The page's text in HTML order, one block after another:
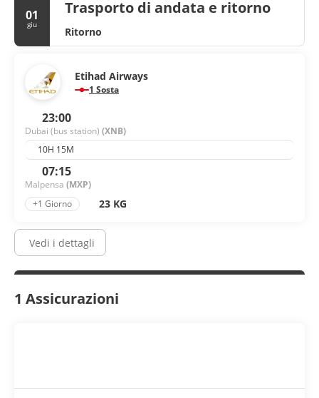
01
giu
Trasporto di andata e ritorno
Ritorno
Etihad Airways
1 Sosta
23:00
Dubai (bus station) (XNB)
10H 15M
07:15
Malpensa (MXP)
+1 Giorno
23 KG
Vedi i dettagli
1 Assicurazioni